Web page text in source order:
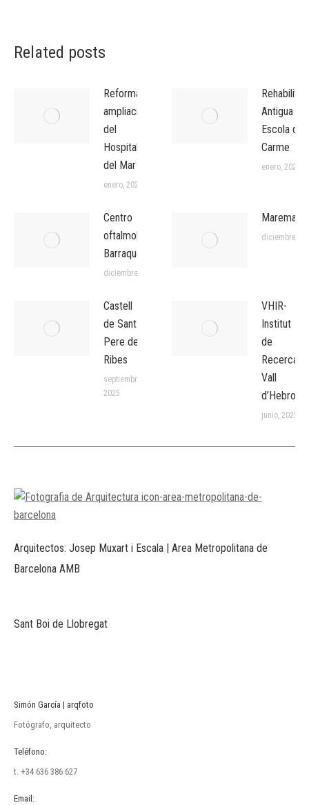
Related posts
Reforma y
ampliación
del
Hospital
del Mar
enero, 2026
Antigua
Escola del
Carme
enero, 2026
Centro
oftalmologico
Barraquer
diciembre, 2025
diciembre,
Castell
de Sant
Pere de
Ribes
septiembre,
2025
VHIR-
Institut
de
Recerca
Vall
d’Hebron
junio, 2025
Arquitectos: Josep Muxart i Escala | Area Metropolitana de
Barcelona AMB
Sant Boi de Llobregat
Simón García | arqfoto
Fotógrafo, arquitecto
Teléfono:
t. +34 636 386 627
Email: